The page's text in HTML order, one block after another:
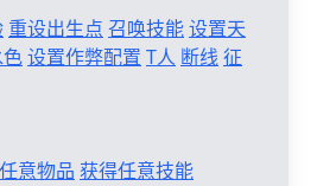
重设出生点 召唤技能设置天
设置作弊配置 T人 断线征
意物品 获得任意技能